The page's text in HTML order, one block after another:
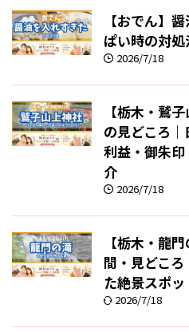
【おでん】
ぱい時の対
2026/7/18
【栃木・鷲
の見どころ
利益・御朱
介
2026/7/18
【栃木・龍
間・見どこ
た絶景スポッ
2026/7/18